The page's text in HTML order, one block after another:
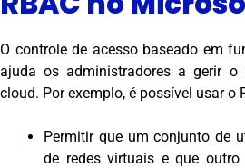
O controle de acesso baseado em
ajuda os administradores a gerir o
cloud. Por exemplo, é possível usar o
Permitir que um conjunto de
de redes virtuais e que